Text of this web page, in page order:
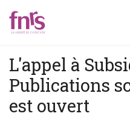
L'appel à
Publications
est ouvert